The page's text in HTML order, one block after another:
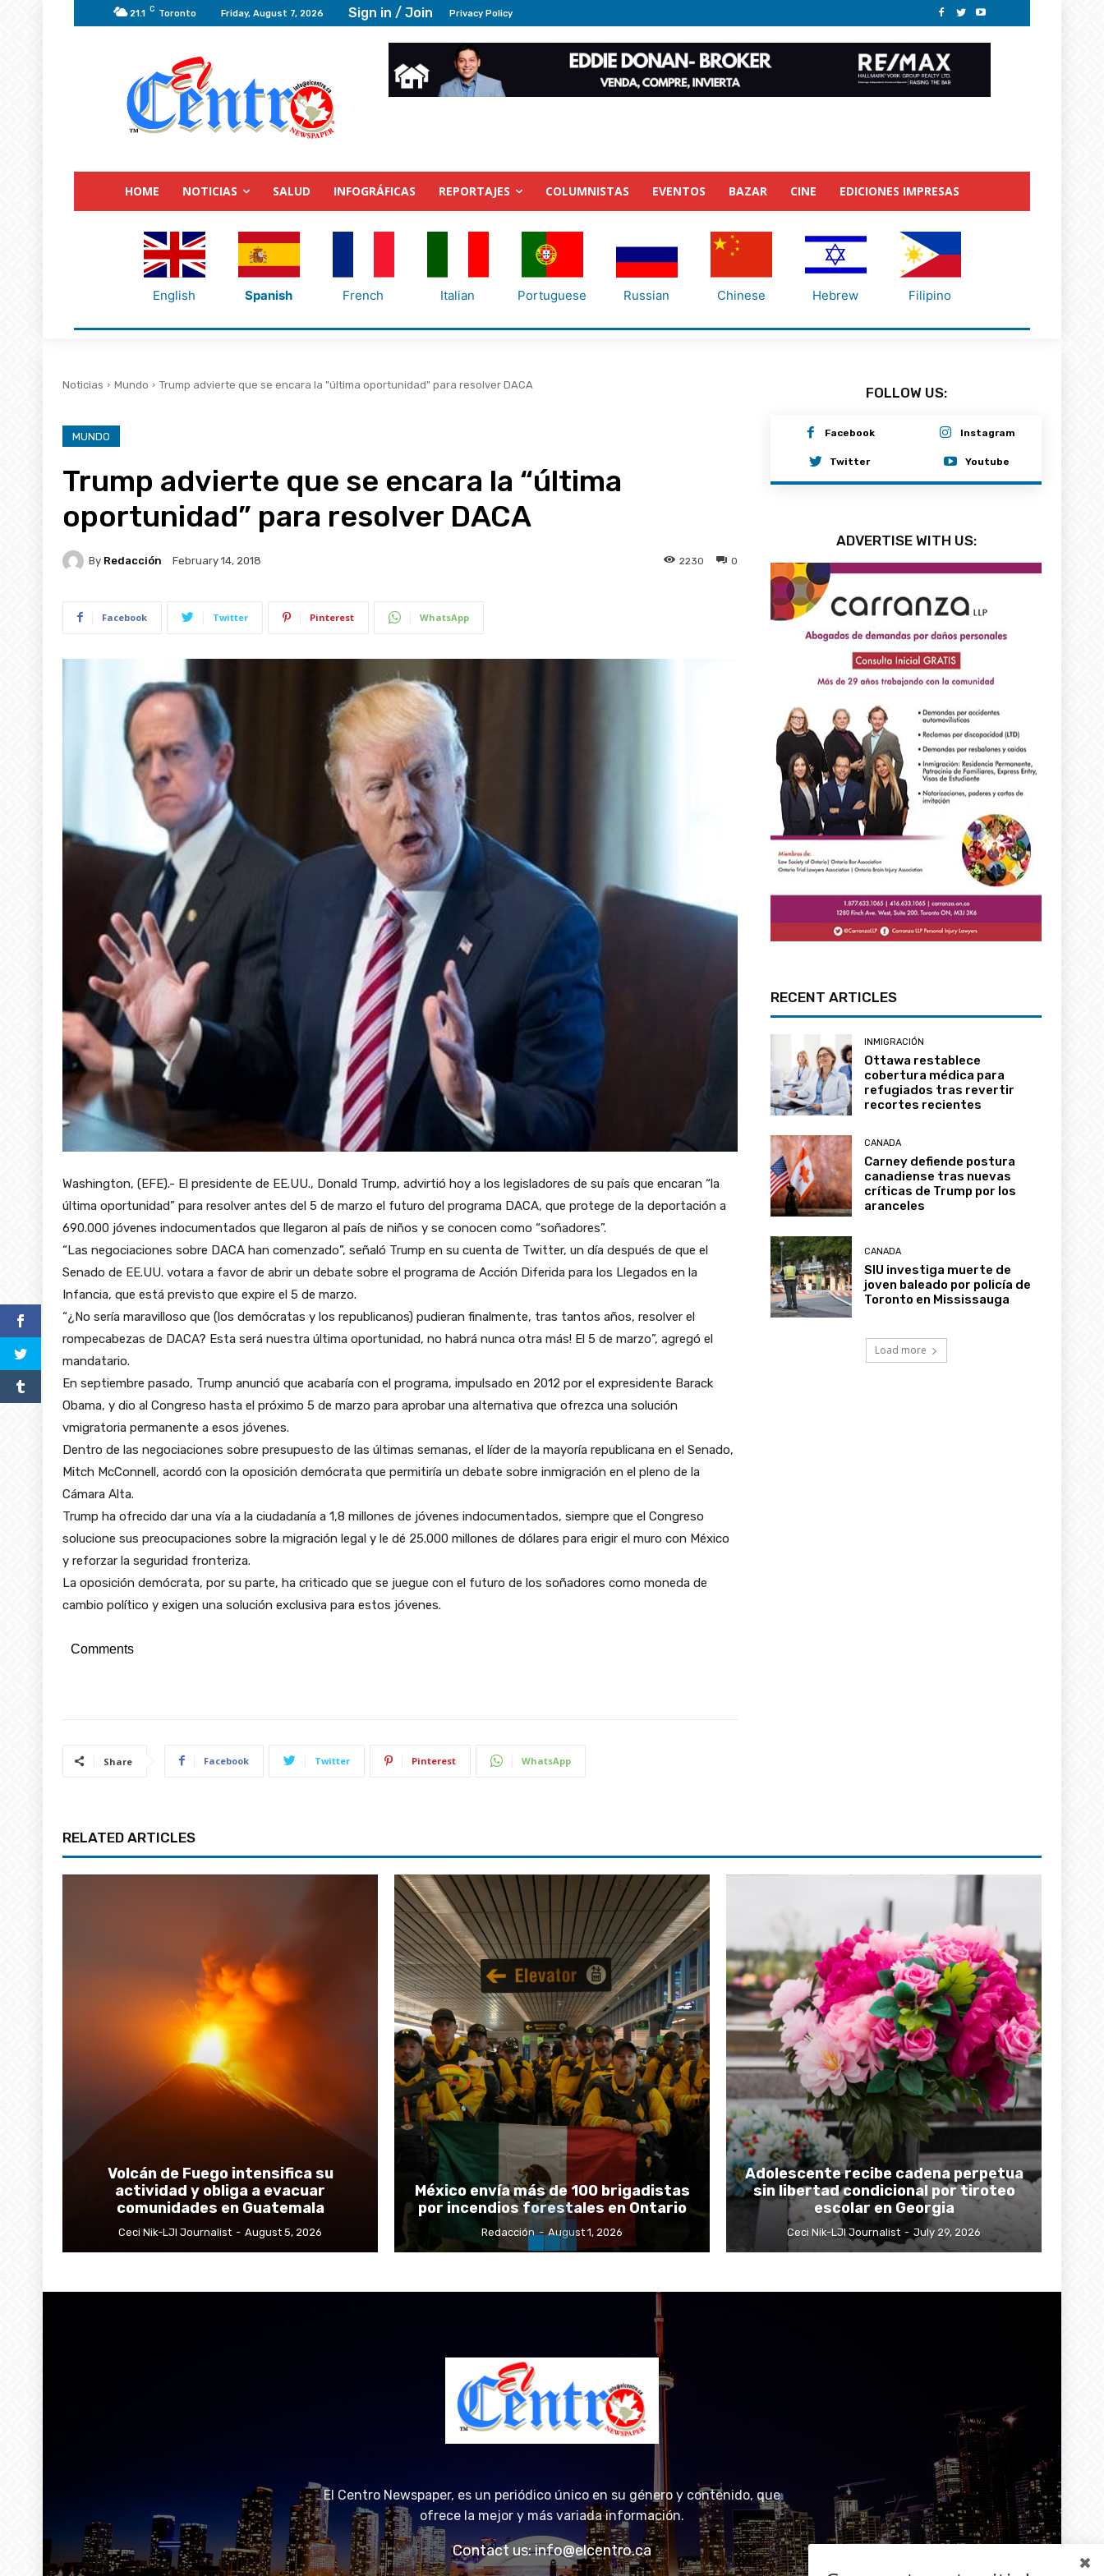
21.1 C Toronto Friday, August 7, 2026 Sign in / Join Privacy Policy
HOME NOTICIAS SALUD INFOGRÁFICAS REPORTAJES COLUMNISTAS EVENTOS BAZAR CINE EDICIONES IMPRESAS
English Spanish French Italian Portuguese Russian Chinese Hebrew Filipino
Noticias Mundo Trump advierte que se encara la "última oportunidad" para resolver DACA
MUNDO
Trump advierte que se encara la “última
oportunidad” para resolver DACA
By Redacción February 14, 2018 0
2230
Facebook Twitter Pinterest WhatsApp
Washington, (EFE).- El presidente de EE.UU., Donald Trump, advirtió hoy a los legisladores de su país que encaran “la
última oportunidad” para resolver antes del 5 de marzo el futuro del programa DACA, que protege de la deportación a
690.000 jóvenes indocumentados que llegaron al país de niños y se conocen como “soñadores”.
“Las negociaciones sobre DACA han comenzado”, señaló Trump en su cuenta de Twitter, un día después de que el
Senado de EE.UU. votara a favor de abrir un debate sobre el programa de Acción Diferida para los Llegados en la
Infancia, que está previsto que expire el 5 de marzo.
“¿No sería maravilloso que (los demócratas y los republicanos) pudieran finalmente, tras tantos años, resolver el
rompecabezas de DACA? Esta será nuestra última oportunidad, no habrá nunca otra más! El 5 de marzo”, agregó el
mandatario.
En septiembre pasado, Trump anunció que acabaría con el programa, impulsado en 2012 por el expresidente Barack
Obama, y dio al Congreso hasta el próximo 5 de marzo para aprobar una alternativa que ofrezca una solución
vmigratoria permanente a esos jóvenes.
Dentro de las negociaciones sobre presupuesto de las últimas semanas, el líder de la mayoría republicana en el Senado,
Mitch McConnell, acordó con la oposición demócrata que permitiría un debate sobre inmigración en el pleno de la
Cámara Alta.
Trump ha ofrecido dar una vía a la ciudadanía a 1,8 millones de jóvenes indocumentados, siempre que el Congreso
solucione sus preocupaciones sobre la migración legal y le dé 25.000 millones de dólares para erigir el muro con México
y reforzar la seguridad fronteriza.
La oposición demócrata, por su parte, ha criticado que se juegue con el futuro de los soñadores como moneda de
cambio político y exigen una solución exclusiva para estos jóvenes.
Comments
Share Facebook Twitter Pinterest WhatsApp
FOLLOW US:
Facebook Instagram
Twitter Youtube
ADVERTISE WITH US:
Ottawa restablece
cobertura médica para
refugiados tras revertir
recortes recientes
Carney defiende postura
canadiense tras nuevas
críticas de Trump por los
aranceles
SIU investiga muerte de
joven baleado por policía de
Toronto en Mississauga
RELATED ARTICLES
Volcán de Fuego intensifica su
actividad y obliga a evacuar
comunidades en Guatemala
Ceci Nik-LJI Journalist - August 5, 2026
México envía más de 100 brigadistas
por incendios forestales en Ontario
Redacción - August 1, 2026
Adolescente recibe cadena perpetua
sin libertad condicional por tiroteo
escolar en Georgia
Ceci Nik-LJI Journalist - July 29, 2026
El Centro Newspaper, es un periódico único en su género y contenido, que
ofrece la mejor y más variada información.
Contact us:info@elcentro.ca